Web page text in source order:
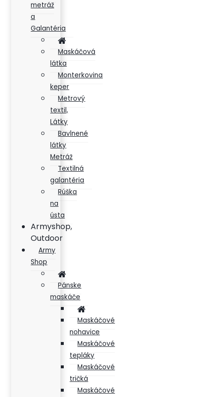
metráž
a
Galantéria
Maskáčová
látka
Monterkovina
keper
Metrový
textil,
Látky
Bavlnené
látky
Metráž
Textilná
galantéria
Rúška
na
ústa
Armyshop,
Outdoor
Army
Shop
Pánske
maskáče
Maskáčové
nohavice
Maskáčové
tepláky
Maskáčové
tričká
Maskáčové